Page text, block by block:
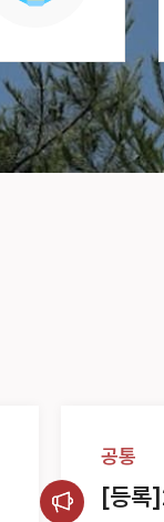
공통
[등록